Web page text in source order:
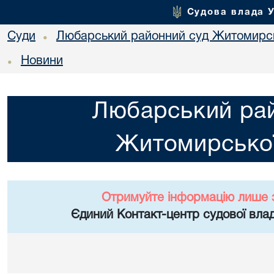
Судова влада
Суди • Любарський районний суд
• Новини
Любарський
Отримуйте інформацію лише
Єдиний Контакт-центр судової